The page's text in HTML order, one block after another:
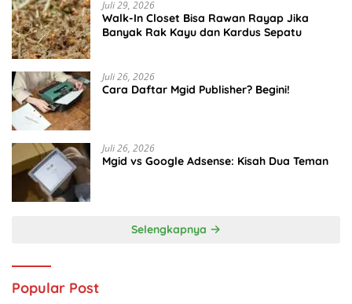
Juli 29, 2026
Walk-In Closet Bisa Rawan Rayap Jika
Banyak Rak Kayu dan Kardus Sepatu
Juli 26, 2026
Cara Daftar Mgid Publisher? Begini!
Juli 26, 2026
Mgid vs Google Adsense: Kisah Dua Teman
Selengkapnya
Popular Post